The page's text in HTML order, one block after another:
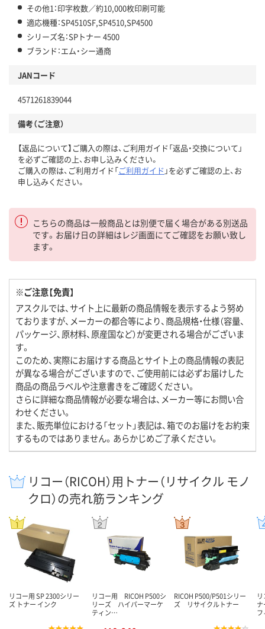
その他1：印字枚数／約10,000枚印刷可能
適応機種：SP4510SF,SP4510,SP4500
シリーズ名：SPトナー 4500
ブランド：エム・シー通商
JANコード
4571261839044
備考（ご注意）
【返品について】ご購入の際は、ご利用ガイド「返品・交換について」
を必ずご確認の上、お申し込みください。
ご購入の際は、ご利用ガイド「ご利用ガイド 」を必ずご確認の上、お
申し込みください。
こちらの商品は一般商品とは別便で届く場合がある別送品
です。お届け日の詳細はレジ画面にてご確認をお願い致し
ます。
※ご注意【免責】
アスクルでは、サイト上に最新の商品情報を表示するよう努め
ておりますが、メーカーの都合等により、商品規格・仕様（容量、
パッケージ、原材料、原産国など）が変更される場合がございま
す。
このため、実際にお届けする商品とサイト上の商品情報の表記
が異なる場合がございますので、ご使用前には必ずお届けした
商品の商品ラベルや注意書きをご確認ください。
さらに詳細な商品情報が必要な場合は、メーカー等にお問い合
わせください。
また、販売単位における「セット」表記は、箱でのお届けをお約束
するものではありません。あらかじめご了承ください。
リコー（RICOH）用トナー（リサイクル モノ
クロ）の売れ筋ランキング
リコー用 SP 2300シリー
ズ トナー インク
リコー用 RICOH P500シ
リーズ ハイパーマーケ
ティン…
RICOH P500/P501シリー
ズ リサイクルトナー